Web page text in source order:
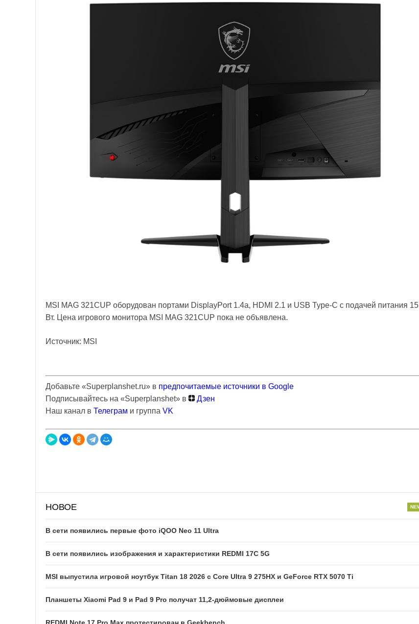
MSI MAG 321CUP оборудован портами DisplayPort 1.4a, HDMI 2.1 и USB Type-C с подачей питания 15
Вт. Цена игрового монитора MSI MAG 321CUP пока не объявлена.
Источник: MSI
Добавьте «Superplanshet.ru» в предпочитаемые источники в Google
Подписывайтесь на «Superplanshet» в
Дзен
Наш канал в Телеграм и группа VK
НОВОЕ
В сети появились первые фото iQOO Neo 11 Ultra
В сети появились изображения и характеристики REDMI 17C 5G
MSI выпустила игровой ноутбук Titan 18 2026 с Core Ultra 9 275HX и GeForce RTX 5070 Ti
Планшеты Xiaomi Pad 9 и Pad 9 Pro получат 11,2-дюймовые дисплеи